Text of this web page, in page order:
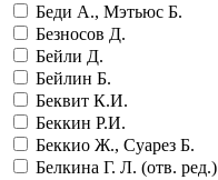
Беди А., Мэтьюс Б.
Безносов Д.
Бейли Д.
Бейлин Б.
Беквит К.И.
Беккин Р.И.
Беккио Ж., Суарез Б.
Белкина Г. Л. (отв. ред.)